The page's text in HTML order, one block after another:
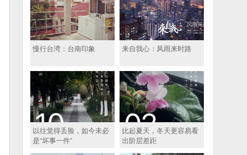
慢行台湾：台南印象 来自我心：风雨来时路
以往觉得丢脸，如今未必
是“坏事一件”
比起夏天，冬天更容易看
出阶层差距